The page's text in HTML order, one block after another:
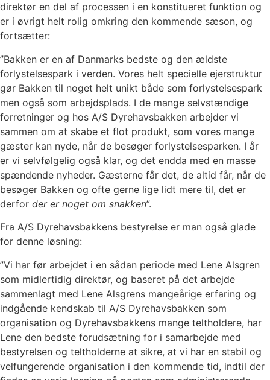
direktør en del af processen i en konstitueret funktion og
er i øvrigt helt rolig omkring den kommende sæson, og
fortsætter:
”Bakken er en af Danmarks bedste og den ældste
forlystelsespark i verden. Vores helt specielle ejerstruktur
gør Bakken til noget helt unikt både som forlystelsespark
men også som arbejdsplads. I de mange selvstændige
forretninger og hos A/S Dyrehavsbakken arbejder vi
sammen om at skabe et flot produkt, som vores mange
gæster kan nyde, når de besøger forlystelsesparken. I år
er vi selvfølgelig også klar, og det endda med en masse
spændende nyheder. Gæsterne får det, de altid får, når de
besøger Bakken og ofte gerne lige lidt mere til, det er
derfor der er noget om snakken”.
Fra A/S Dyrehavsbakkens bestyrelse er man også glade
for denne løsning:
”Vi har før arbejdet i en sådan periode med Lene Alsgren
som midlertidig direktør, og baseret på det arbejde
sammenlagt med Lene Alsgrens mangeårige erfaring og
indgående kendskab til A/S Dyrehavsbakken som
organisation og Dyrehavsbakkens mange teltholdere, har
Lene den bedste forudsætning for i samarbejde med
bestyrelsen og teltholderne at sikre, at vi har en stabil og
velfungerende organisation i den kommende tid, indtil der